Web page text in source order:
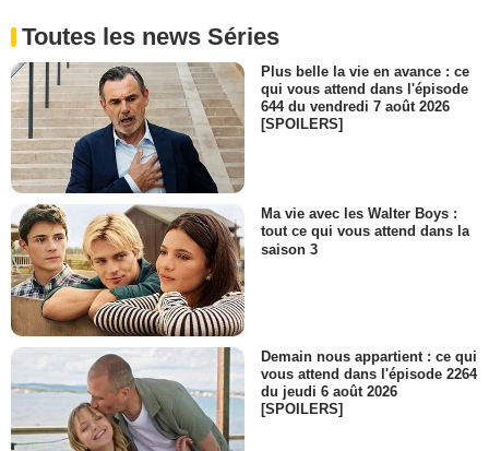
Toutes les news Séries
Plus belle la vie en avance : ce
qui vous attend dans l'épisode
644 du vendredi 7 août 2026
[SPOILERS]
Ma vie avec les Walter Boys :
tout ce qui vous attend dans la
saison 3
Demain nous appartient : ce qui
vous attend dans l'épisode 2264
du jeudi 6 août 2026
[SPOILERS]